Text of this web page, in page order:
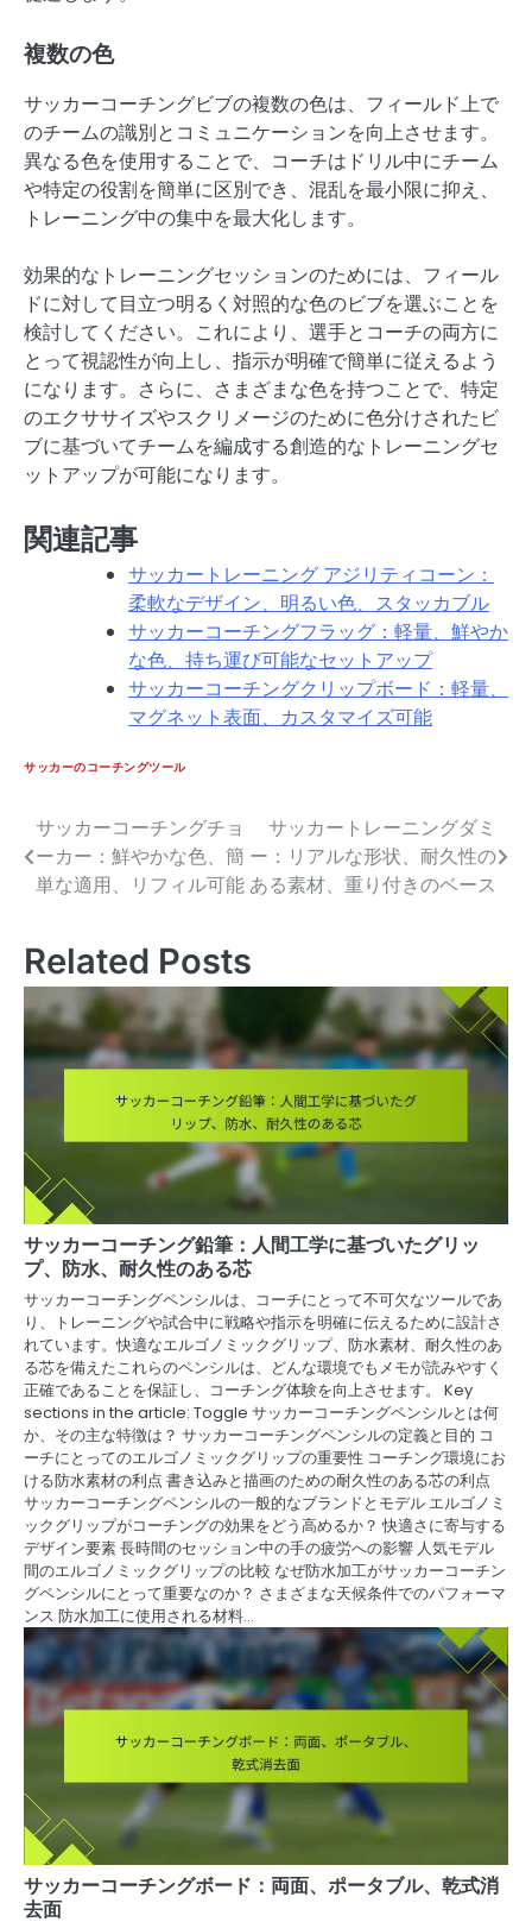
複数の色
サッカーコーチングビブの複数の色は、フィールド上で
のチームの識別とコミュニケーションを向上させます。
異なる色を使用することで、コーチはドリル中にチーム
や特定の役割を簡単に区別でき、混乱を最小限に抑え、
トレーニング中の集中を最大化します。
効果的なトレーニングセッションのためには、フィール
ドに対して目立つ明るく対照的な色のビブを選ぶことを
検討してください。これにより、選手とコーチの両方に
とって視認性が向上し、指示が明確で簡単に従えるよう
になります。さらに、さまざまな色を持つことで、特定
のエクササイズやスクリメージのために色分けされたビ
ブに基づいてチームを編成する創造的なトレーニングセ
ットアップが可能になります。
関連記事
サッカートレーニング アジリティコーン：
柔軟なデザイン、明るい色、スタッカブル
サッカーコーチングフラッグ：軽量、鮮やか
な色、持ち運び可能なセットアップ
サッカーコーチングクリップボード：軽量、
マグネット表面、カスタマイズ可能
サッカーのコーチングツール
Post
navigation
サッカーコーチングチョ
ーカー：鮮やかな色、簡
単な適用、リフィル可能
サッカートレーニングダミ
ー：リアルな形状、耐久性の
ある素材、重り付きのベース
Related Posts
サッカーコーチング鉛筆：人間工学に基づいたグリッ
プ、防水、耐久性のある芯
サッカーコーチングペンシルは、コーチにとって不可欠なツールであ
り、トレーニングや試合中に戦略や指示を明確に伝えるために設計さ
れています。快適なエルゴノミックグリップ、防水素材、耐久性のあ
る芯を備えたこれらのペンシルは、どんな環境でもメモが読みやすく
正確であることを保証し、コーチング体験を向上させます。 Key
sections in the article: Toggle サッカーコーチングペンシルとは何
か、その主な特徴は？ サッカーコーチングペンシルの定義と目的 コ
ーチにとってのエルゴノミックグリップの重要性 コーチング環境にお
ける防水素材の利点 書き込みと描画のための耐久性のある芯の利点
サッカーコーチングペンシルの一般的なブランドとモデル エルゴノミ
ックグリップがコーチングの効果をどう高めるか？ 快適さに寄与する
デザイン要素 長時間のセッション中の手の疲労への影響 人気モデル
間のエルゴノミックグリップの比較 なぜ防水加工がサッカーコーチン
グペンシルにとって重要なのか？ さまざまな天候条件でのパフォーマ
ンス 防水加工に使用される材料…
サッカーコーチングボード：両面、ポータブル、乾式消
去面